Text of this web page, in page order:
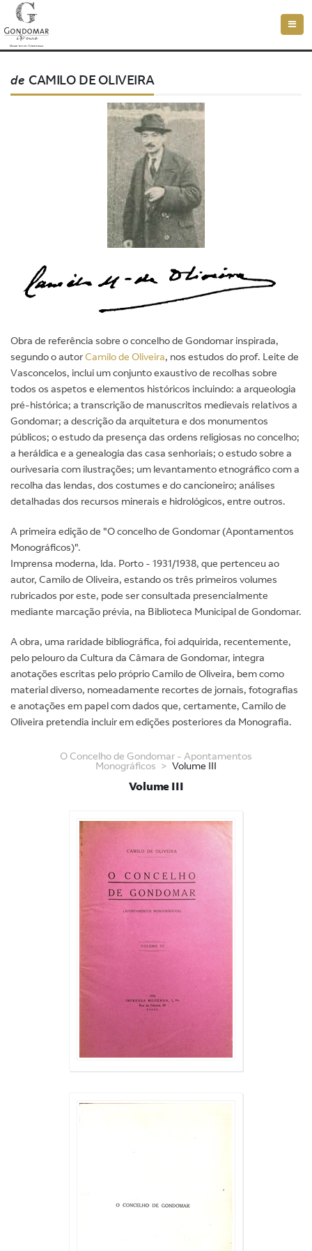
deCAMILO DE OLIVEIRA
Obra de referência sobre o concelho de Gondomar inspirada,
segundo o autorCamilo de Oliveira, nos estudos do prof. Leite de
Vasconcelos, inclui um conjunto exaustivo de recolhas sobre
todos os aspetos e elementos históricos incluindo: a arqueologia
pré-histórica; a transcrição de manuscritos medievais relativos a
Gondomar; a descrição da arquitetura e dos monumentos
públicos; o estudo da presença das ordens religiosas no concelho;
a heráldica e a genealogia das casa senhoriais; o estudo sobre a
ourivesaria com ilustrações; um levantamento etnográfico com a
recolha das lendas, dos costumes e do cancioneiro; análises
detalhadas dos recursos minerais e hidrológicos, entre outros.
A primeira edição de "O concelho de Gondomar (Apontamentos
Monográficos)".
Imprensa moderna, lda. Porto - 1931/1938, que pertenceu ao
autor, Camilo de Oliveira, estando os três primeiros volumes
rubricados por este, pode ser consultada presencialmente
mediante marcação prévia, na Biblioteca Municipal de Gondomar.
A obra, uma raridade bibliográfica, foi adquirida, recentemente,
pelo pelouro da Cultura da Câmara de Gondomar, integra
anotações escritas pelo próprio Camilo de Oliveira, bem como
material diverso, nomeadamente recortes de jornais, fotografias
e anotações em papel com dados que, certamente, Camilo de
Oliveira pretendia incluir em edições posteriores da Monografia.
O Concelho de Gondomar - Apontamentos
Monográficos Volume III
Volume III